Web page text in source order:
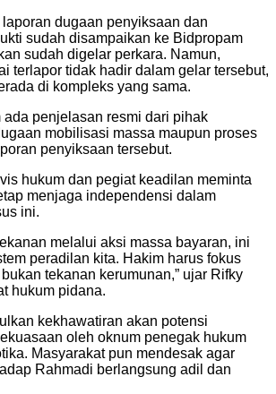
dugaan penyiksaan dan
sudah disampaikan ke Bidpropam
sudah digelar perkara. Namun,
terlapor tidak hadir dalam gelar tersebut,
di kompleks yang sama.
ada penjelasan resmi dari pihak
mobilisasi massa maupun proses
penyiksaan tersebut.
hukum dan pegiat keadilan meminta
menjaga independensi dalam
ini.
melalui aksi massa bayaran, ini
peradilan kita. Hakim harus fokus
tekanan kerumunan,” ujar Rifky
hukum pidana.
kekhawatiran akan potensi
oleh oknum penegak hukum
Masyarakat pun mendesak agar
Rahmadi berlangsung adil dan